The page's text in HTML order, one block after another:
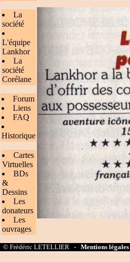
La
société
L'équipe
Lankhor
La
société
Corélane
Forum
Liens
FAQ
Historique
Cartes
Virtuelles
BDs
&
Dessins
Les
donateurs
Les
ouvrages
© Frédéric LETELLIER - Mentions légales